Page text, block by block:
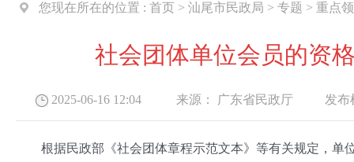
您现在所在的位置 : 首页 > 汕尾市民政局 > 专题 > 重点
社会团体单位会员的资
2025-06-16 12:04 来源： 广东省民政厅 发布
根据民政部《社会团体章程示范文本》等有关规定，单